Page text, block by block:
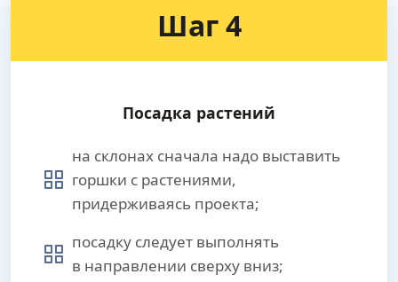
Шаг 4
Посадка растений
на склонах сначала надо выставить
горшки с растениями,
придерживаясь проекта;
посадку следует выполнять
в направлении сверху вниз;